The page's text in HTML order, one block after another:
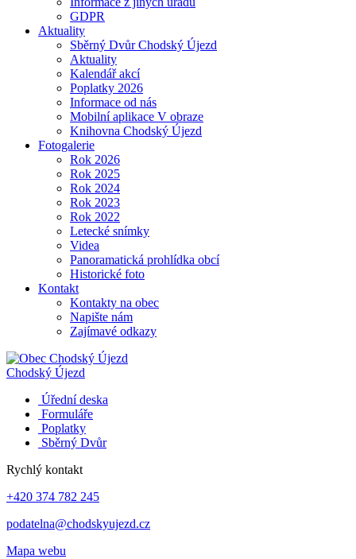
GDPR
Aktuality
Sběrný Dvůr Chodský Újezd
Aktuality
Kalendář akcí
Poplatky 2026
Informace od nás
Mobilní aplikace V obraze
Knihovna Chodský Újezd
Fotogalerie
Rok 2026
Rok 2025
Rok 2024
Rok 2023
Rok 2022
Letecké snímky
Videa
Panoramatická prohlídka obcí
Historické foto
Kontakt
Kontakty na obec
Napište nám
Zajímavé odkazy
Chodský Újezd
Úřední deska
Formuláře
Poplatky
Sběrný Dvůr
Rychlý kontakt
+420 374 782 245
podatelna@chodskyujezd.cz
Mapa webu